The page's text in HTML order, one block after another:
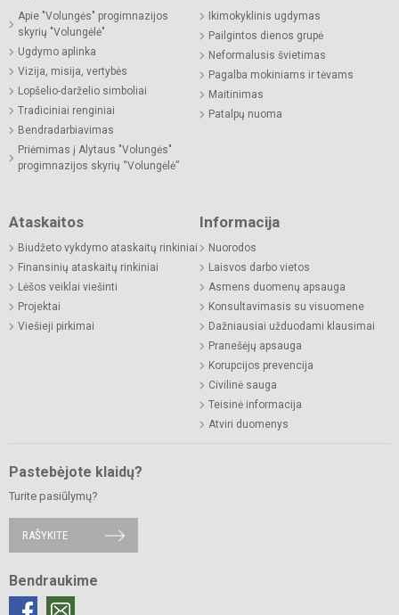
Apie "Volungės" progimnazijos
skyrių "Volungėlė"
Ugdymo aplinka
Vizija, misija, vertybės
Lopšelio-darželio simboliai
Tradiciniai renginiai
Bendradarbiavimas
Priėmimas į Alytaus "Volungės"
progimnazijos skyrių “Volungėlė”
Ikimokyklinis ugdymas
Pailgintos dienos grupė
Neformalusis švietimas
Pagalba mokiniams ir tėvams
Maitinimas
Patalpų nuoma
Ataskaitos
Biudžeto vykdymo ataskaitų rinkiniai
Finansinių ataskaitų rinkiniai
Lėšos veiklai viešinti
Projektai
Viešieji pirkimai
Informacija
Nuorodos
Laisvos darbo vietos
Asmens duomenų apsauga
Konsultavimasis su visuomene
Dažniausiai užduodami klausimai
Pranešėjų apsauga
Korupcijos prevencija
Civilinė sauga
Teisinė informacija
Atviri duomenys
Pastebėjote klaidų?
Turite pasiūlymų?
RAŠYKITE
Bendraukime